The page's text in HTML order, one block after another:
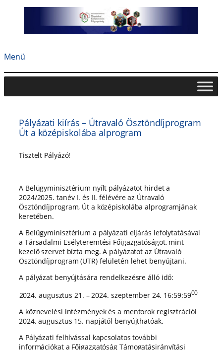
Menü
Pályázati kiírás – Útravaló Ösztöndíjprogram
Út a középiskolába alprogram
Tisztelt Pályázó!
A Belügyminisztérium nyílt pályázatot hirdet a
2024/2025. tanév I. és II. félévére az Útravaló
Ösztöndíjprogram, Út a középiskolába alprogramjának
keretében.
A Belügyminisztérium a pályázati eljárás lefolytatásával
a Társadalmi Esélyteremtési Főigazgatóságot, mint
kezelő szervet bízta meg. A pályázatot az Útravaló
Ösztöndíjprogram (UTR) felületén lehet benyújtani.
A pályázat benyújtására rendelkezésre álló idő:
augusztus 21. – 2024. szeptember 24. 16:59:5900
A köznevelési intézmények és a mentorok regisztrációi
2024. augusztus 15. napjától benyújthatóak.
A Pályázati felhívással kapcsolatos további
információkat a Főigazgatóság Támogatásirányítási